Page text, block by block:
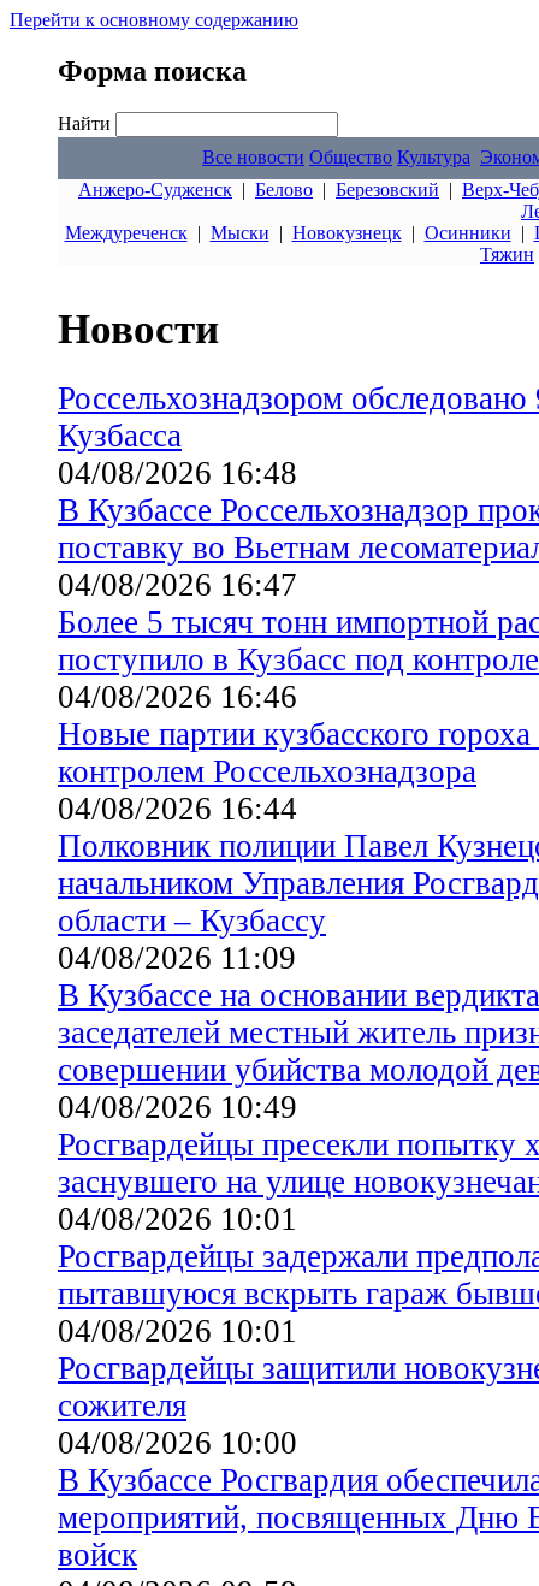
Перейти к основному содержанию
Форма поиска
Найти
Все новости Общество Культура
Анжеро-Судженск | Белово | Березовский | Верх-
Междуреченск| Мыски | Новокузнецк| Осинники |
Тяжин
Новости
Россельхознадзором обследовано
Кузбасса
04/08/2026 16:48
В Кузбассе Россельхознадзор
поставку во Вьетнам
04/08/2026 16:47
Более 5 тысяч тонн импортной
поступило в Кузбасс под
04/08/2026 16:46
Новые партии кузбасского
контролем Россельхознадзора
04/08/2026 16:44
Полковник полиции Павел
начальником Управления
области – Кузбассу
04/08/2026 11:09
В Кузбассе на основании
заседателей местный житель
совершении убийства молодой
04/08/2026 10:49
Росгвардейцы пресекли попытку
заснувшего на улице
04/08/2026 10:01
Росгвардейцы задержали
пытавшуюся вскрыть гараж
04/08/2026 10:01
Росгвардейцы защитили
сожителя
04/08/2026 10:00
В Кузбассе Росгвардия
мероприятий, посвященных Дню
войск